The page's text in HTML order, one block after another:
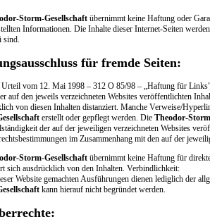
Storm-Gesellschaft übernimmt keine Haftung oder
Informationen. Die Inhalte dieser Internet-Seiten
sind.
für fremde Seiten:
vom 12. Mai 1998 – 312 O 85/98 – „Haftung für
auf den jeweils verzeichneten Websites veröffentlichten
von diesen Inhalten distanziert. Manche Verweise/
erstellt oder gepflegt werden. Die Theodor-
der auf der jeweiligen verzeichneten Websites
im Zusammenhang mit den auf der
Storm-Gesellschaft übernimmt keine Haftung für
sich ausdrücklich von den Inhalten. Verbindlichkeit:
Website gemachten Ausführungen dienen lediglich der
kann hierauf nicht begründet werden.